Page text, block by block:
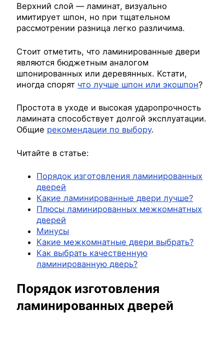
Верхний слой — ламинат, визуально
имитирует шпон, но при тщательном
рассмотрении разница легко различима.
Стоит отметить, что ламинированные двери
являются бюджетным аналогом
шпонированных или деревянных. Кстати,
иногда спорят что лучше шпон или экошпон?
Простота в уходе и высокая ударопрочность
ламината способствует долгой эксплуатации.
Общие рекомендации по выбору.
Читайте в статье:
Порядок изготовления ламинированных
дверей
Какие ламинированные двери лучше?
Плюсы ламинированных межкомнатных
дверей
Минусы
Какие межкомнатные двери выбрать?
Как выбрать качественную
ламинированную дверь?
Порядок изготовления
ламинированных дверей